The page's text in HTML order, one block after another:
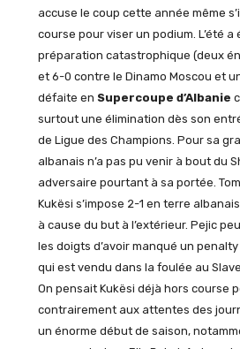
accuse le coup cette année même
course pour viser un podium. L’été
préparation catastrophique (deux
et 6-0 contre le Dinamo Moscou et
défaite en Supercoupe d’Albanie
surtout une élimination dès son
de Ligue des Champions. Pour sa
albanais n’a pas pu venir à bout du
adversaire pourtant à sa portée.
Kukësi s’impose 2-1 en terre
à cause du but à l’extérieur. Pejic
les doigts d’avoir manqué un
qui est vendu dans la foulée au
On pensait Kukësi déjà hors course
contrairement aux attentes des
un énorme début de saison,